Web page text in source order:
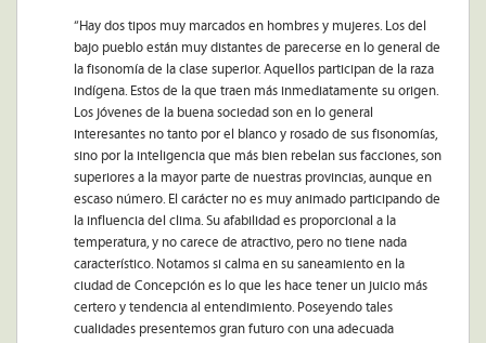
“Hay dos tipos muy marcados en hombres y mujeres. Los del
bajo pueblo están muy distantes de parecerse en lo general de
la fisonomía de la clase superior. Aquellos participan de la raza
indígena. Estos de la que traen más inmediatamente su origen.
Los jóvenes de la buena sociedad son en lo general
interesantes no tanto por el blanco y rosado de sus fisonomías,
sino por la inteligencia que más bien rebelan sus facciones, son
superiores a la mayor parte de nuestras provincias, aunque en
escaso número. El carácter no es muy animado participando de
la influencia del clima. Su afabilidad es proporcional a la
temperatura, y no carece de atractivo, pero no tiene nada
característico. Notamos si calma en su saneamiento en la
ciudad de Concepción es lo que les hace tener un juicio más
certero y tendencia al entendimiento. Poseyendo tales
cualidades presentemos gran futuro con una adecuada